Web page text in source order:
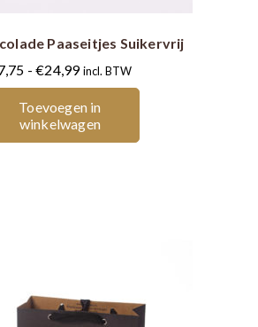
Paaseitjes Suikervrij
- €24,99Prijsklasse:
€7,75
tot
€24,99
incl. BTW
Toevoegen in
winkelwagen
variaties.
Deze
optie
kan
gekozen